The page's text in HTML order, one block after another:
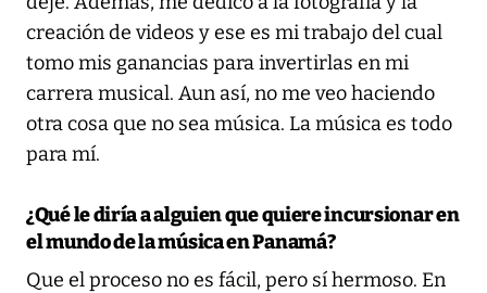
creación de videos y ese es mi trabajo del cual
tomo mis ganancias para invertirlas en mi
carrera musical. Aun así, no me veo haciendo
otra cosa que no sea música. La música es todo
para mí.
¿Qué le diría a alguien que quiere incursionar en
el mundo de la música en Panamá?
Que el proceso no es fácil, pero sí hermoso. En